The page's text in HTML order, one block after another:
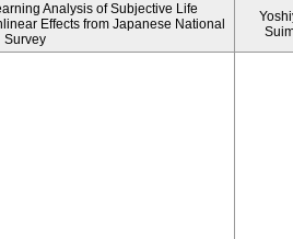
Analysis of Subjective Life
Effects from Japanese National
Survey